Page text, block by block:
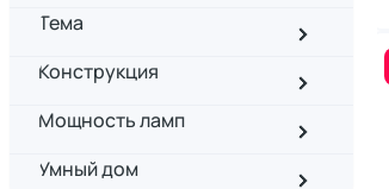
Тема
Конструкция
Мощность ламп
Умный дом